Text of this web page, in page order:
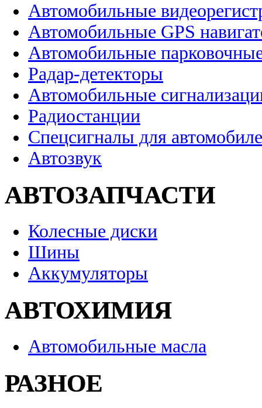
Автомобильные
Автомобильные GPS
Автомобильные
Радар-детекторы
Автомобильные
Радиостанции
Спецсигналы для
Автозвук
АВТОЗАПЧАСТИ
Колесные диски
Шины
Аккумуляторы
АВТОХИМИЯ
Автомобильные масла
РАЗНОЕ